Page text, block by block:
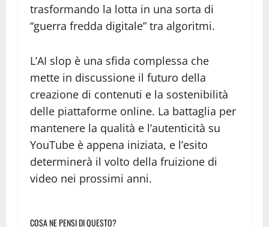
trasformando la lotta in una sorta di
“guerra fredda digitale” tra algoritmi.
L’AI slop è una sfida complessa che
mette in discussione il futuro della
creazione di contenuti e la sostenibilità
delle piattaforme online. La battaglia per
mantenere la qualità e l’autenticità su
YouTube è appena iniziata, e l’esito
determinerà il volto della fruizione di
video nei prossimi anni.
COSA NE PENSI DI QUESTO?